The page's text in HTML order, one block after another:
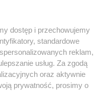
dostęp i przechowujemy
standardowe
reklam,
usług. Za zgodą
oraz aktywnie
prywatność, prosimy o